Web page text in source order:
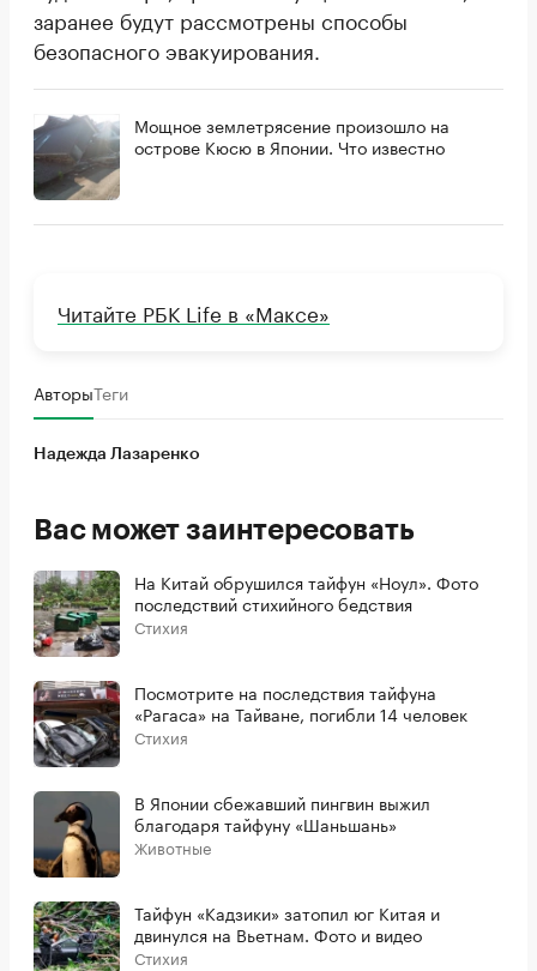
заранее будут рассмотрены способы
безопасного эвакуирования.
Мощное землетрясение произошло на
острове Кюсю в Японии. Что известно
Читайте РБК Life в «Максе»
АвторыТеги
Надежда Лазаренко
Вас может заинтересовать
На Китай обрушился тайфун «Ноул». Фото
последствий стихийного бедствия
Стихия
Посмотрите на последствия тайфуна
«Рагаса» на Тайване, погибли 14 человек
Стихия
В Японии сбежавший пингвин выжил
благодаря тайфуну «Шаньшань»
Животные
Тайфун «Кадзики» затопил юг Китая и
двинулся на Вьетнам. Фото и видео
Стихия